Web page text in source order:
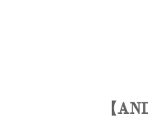
【